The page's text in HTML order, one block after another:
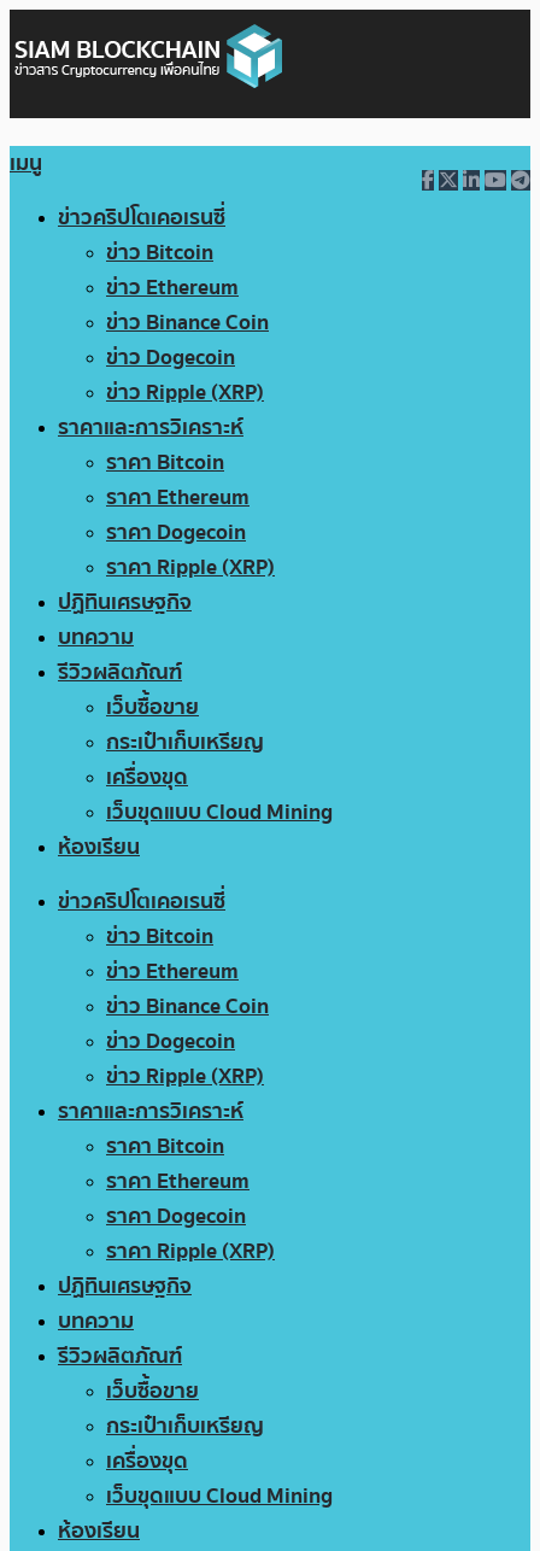
เมนู
ข่าวคริปโตเคอเรนซี่
ข่าว Bitcoin
ข่าว Ethereum
ข่าว Binance Coin
ข่าว Dogecoin
ข่าว Ripple (XRP)
ราคาและการวิเคราะห์
ราคา Bitcoin
ราคา Ethereum
ราคา Dogecoin
ราคา Ripple (XRP)
ปฏิทินเศรษฐกิจ
บทความ
รีวิวผลิตภัณฑ์
เว็บซื้อขาย
กระเป๋าเก็บเหรียญ
เครื่องขุด
เว็บขุดแบบ Cloud Mining
ห้องเรียน
ข่าวคริปโตเคอเรนซี่
ข่าว Bitcoin
ข่าว Ethereum
ข่าว Binance Coin
ข่าว Dogecoin
ข่าว Ripple (XRP)
ราคาและการวิเคราะห์
ราคา Bitcoin
ราคา Ethereum
ราคา Dogecoin
ราคา Ripple (XRP)
ปฏิทินเศรษฐกิจ
บทความ
รีวิวผลิตภัณฑ์
เว็บซื้อขาย
กระเป๋าเก็บเหรียญ
เครื่องขุด
เว็บขุดแบบ Cloud Mining
ห้องเรียน